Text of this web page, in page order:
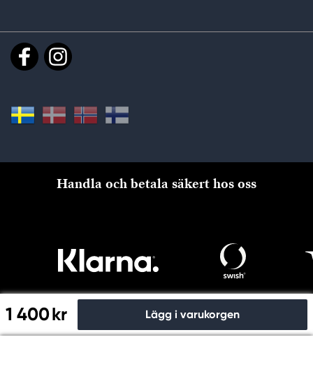
1 400 kr Lägg i varukorgen
Handla och betala säkert hos oss